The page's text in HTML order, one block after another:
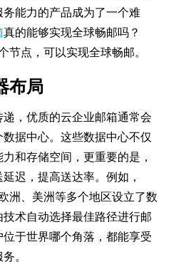
能力的产品成为了一个难
真的能够实现全球畅邮吗？
节点，可以实现全球畅邮。
布局
，优质的云企业邮箱通常会
据中心。这些数据中心不仅
和存储空间，更重要的是，
迟，提高送达率。例如，
洲、美洲等多个地区设立了数
术自动选择最佳路径进行邮
于世界哪个角落，都能享受
。